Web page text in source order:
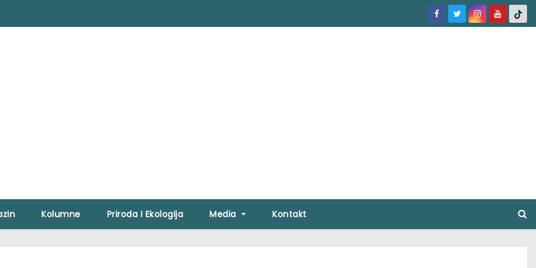
Kolumne Priroda I Ekologija Media Kontakt